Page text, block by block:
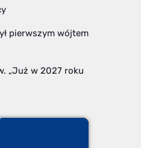
pierwszym wójtem
„Już w 2027 roku